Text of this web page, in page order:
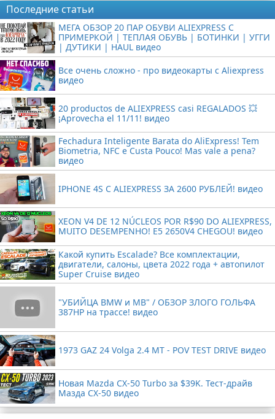
Последние статьи
МЕГА ОБЗОР 20 ПАР ОБУВИ ALIEXPRESS С
ПРИМЕРКОЙ | ТЕПЛАЯ ОБУВЬ | БОТИНКИ | УГГИ
| ДУТИКИ | HAUL видео
Все очень сложно - про видеокарты с Aliexpress
видео
20 productos de ALIEXPRESS casi REGALADOS 💥
¡Aprovecha el 11/11! видео
Fechadura Inteligente Barata do AliExpress! Tem
Biometria, NFC e Custa Pouco! Mas vale a pena?
видео
IPHONE 4S С ALIEXPRESS ЗА 2600 РУБЛЕЙ! видео
XEON V4 DE 12 NÚCLEOS POR R$90 DO ALIEXPRESS,
MUITO DESEMPENHO! E5 2650V4 CHEGOU! видео
Какой купить Escalade? Все комплектации,
двигатели, салоны, цвета 2022 года + автопилот
Super Cruise видео
"УБИЙЦА BMW и MB" / ОБЗОР ЗЛОГО ГОЛЬФА
387HP на трассе! видео
1973 GAZ 24 Volga 2.4 MT - POV TEST DRIVE видео
Новая Mazda CX-50 Turbo за $39K. Тест-драйв
Мазда CX-50 видео